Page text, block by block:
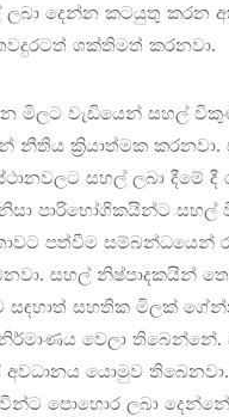
දෙන්න කටයුතු කරන
ශක්තිමත් කරනවා.
මිලට වැඩියෙන් සහල්
නීතිය ක්‍රියාත්මක කරනවා.
සහල් ලබා දීමේ දී
පාරිභෝගිකයින්ට සහල්
පත්වීම සම්බන්ධයෙන්
සහල් නිෂ්පාදකයින්
සඳහාත් සහතික මිලක්
වෙලා තිබෙන්නේ.
අවධානය යොමුව
පොහොර ලබා